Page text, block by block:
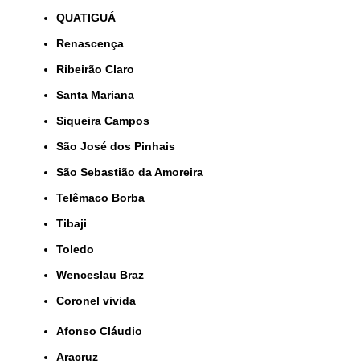
QUATIGUÁ
Renascença
Ribeirão Claro
Santa Mariana
Siqueira Campos
São José dos Pinhais
São Sebastião da Amoreira
Telêmaco Borba
Tibaji
Toledo
Wenceslau Braz
coronel vivida
Afonso Cláudio
Aracruz